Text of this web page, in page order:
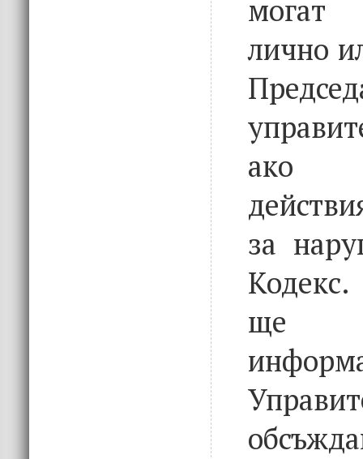
могат
лично
ако
за
ще